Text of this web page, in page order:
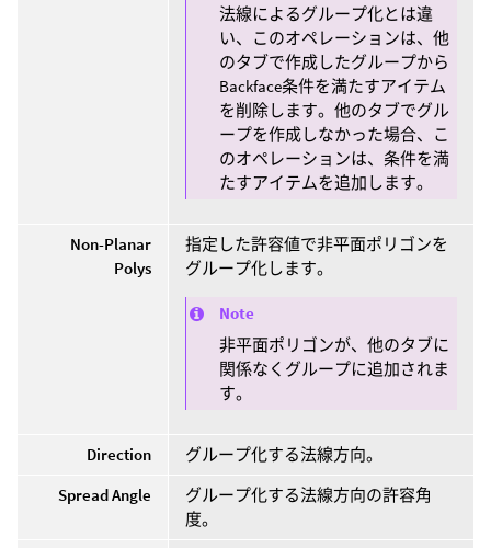
法線によるグループ化とは違
い、このオペレーションは、他
のタブで作成したグループから
Backface条件を満たすアイテム
を削除します。他のタブでグル
ープを作成しなかった場合、こ
のオペレーションは、条件を満
たすアイテムを追加します。
Non-Planar
Polys
指定した許容値で非平面ポリゴンを
グループ化します。
Note
非平面ポリゴンが、他のタブに
関係なくグループに追加されま
す。
Direction
グループ化する法線方向。
Spread Angle
グループ化する法線方向の許容角
度。